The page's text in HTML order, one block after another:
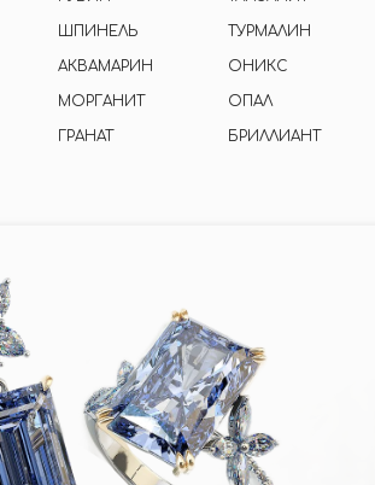
ШПИНЕЛЬ
АКВАМАРИН
МОРГАНИТ
ГРАНАТ БРИЛЛИАНТ
ТУРМАЛИН
ОНИКС
ОПАЛ